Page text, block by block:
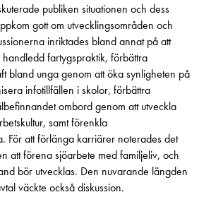
publiken situationen och dess
gott om utvecklingsområden och
inriktades bland annat på att
fartygspraktik, förbättra
bland unga genom att öka synligheten på
infotillfällen i skolor, förbättra
ombord genom att utveckla
samt förenkla
För att förlänga karriärer noterades det
att förena sjöarbete med familjeliv, och
bör utvecklas. Den nuvarande längden
väckte också diskussion.